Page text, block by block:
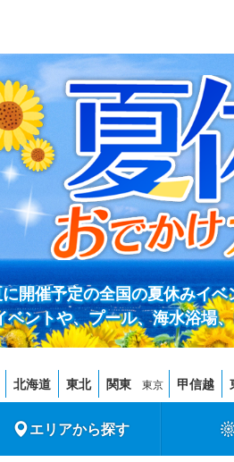
開催予定の全国の夏休みイ
ベントや、プール、海水浴場
北海道 東北 関東 東京 甲信越
エリアから探す